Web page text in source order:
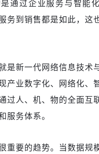
是通过企业服务与智能
务到销售都是如此， 这
是新一代网络信息技术
产业数字化、网络化、
过人、机、物的全面互
服务体系。
重要的趋势。 当数据规